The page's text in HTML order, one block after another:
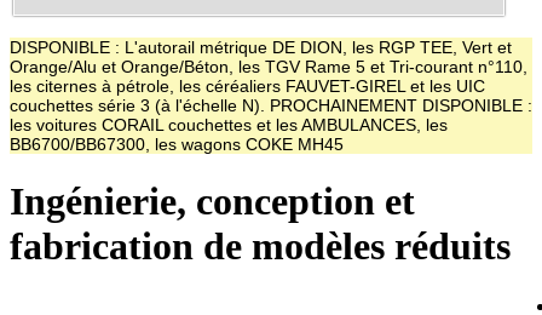
DISPONIBLE : L'autorail métrique DE DION, les RGP TEE, Vert et
Orange/Alu et Orange/Béton, les TGV Rame 5 et Tri-courant n°110,
les citernes à pétrole, les céréaliers FAUVET-GIREL et les UIC
couchettes série 3 (à l'échelle N). PROCHAINEMENT DISPONIBLE :
les voitures CORAIL couchettes et les AMBULANCES, les
BB6700/BB67300, les wagons COKE MH45
Ingénierie, conception et
fabrication de modèles réduits